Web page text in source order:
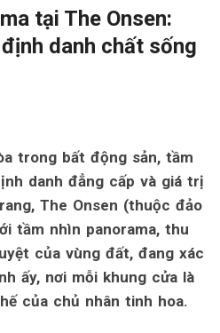
tại The Onsen:
danh chất sống
trong bất động sản, tầm
danh đẳng cấp và giá trị
The Onsen (thuộc đảo
tầm nhìn panorama, thu
của vùng đất, đang xác
ấy, nơi mỗi khung cửa là
của chủ nhân tinh hoa.